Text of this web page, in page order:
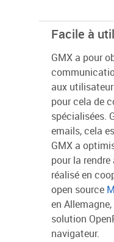
Facile à
GMX a pour
aux
pour cela de
spécialisées.
emails, cela
GMX a
pour la
réalisé en
open source
en
solution
navigateur.